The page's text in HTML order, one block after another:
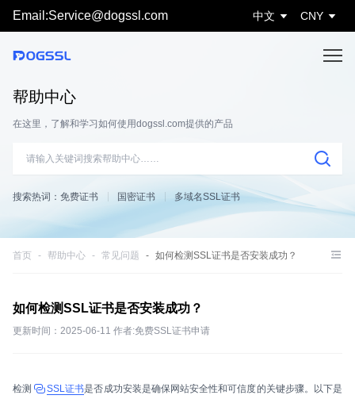
Email:Service@dogssl.com 中文 CNY
帮助中心
在这里，了解和学习如何使用dogssl.com提供的产品
搜索热词： 免费证书 国密证书 多域名SSL证书
首页 帮助中心 常见问题 如何检测SSL证书是否安装成功？
如何检测SSL证书是否安装成功？
更新时间：2025-06-11 作者:免费SSL证书申请
检测 SSL证书是否成功安装是确保网站安全性和可信度的关键步骤。以下是